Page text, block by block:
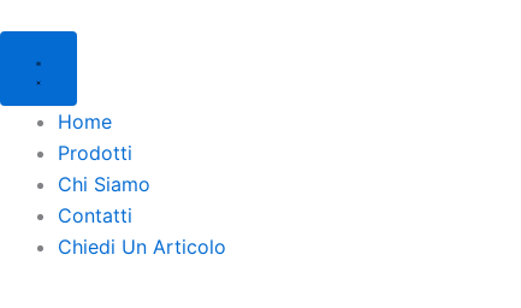
contenuto
Home
Prodotti
Chi Siamo
Contatti
Chiedi Un Articolo
search
search